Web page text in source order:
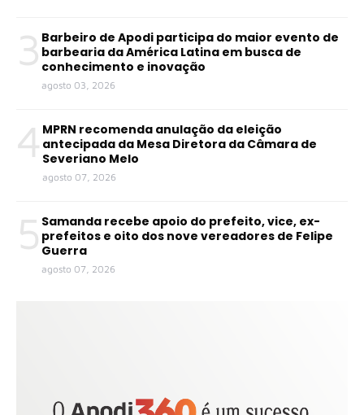
3 Barbeiro de Apodi participa do maior evento de
barbearia da América Latina em busca de
conhecimento e inovação
agosto 03, 2026
4 MPRN recomenda anulação da eleição
antecipada da Mesa Diretora da Câmara de
Severiano Melo
agosto 07, 2026
5 Samanda recebe apoio do prefeito, vice, ex-
prefeitos e oito dos nove vereadores de Felipe
Guerra
agosto 07, 2026